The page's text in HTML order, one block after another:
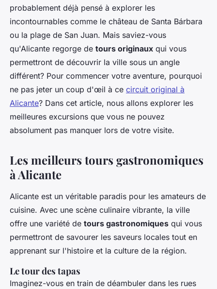
probablement déjà pensé à explorer les
incontournables comme le château de Santa Bárbara
ou la plage de San Juan. Mais saviez-vous
qu'Alicante regorge de tours originaux qui vous
permettront de découvrir la ville sous un angle
différent? Pour commencer votre aventure, pourquoi
ne pas jeter un coup d'œil à ce circuit original à
Alicante? Dans cet article, nous allons explorer les
meilleures excursions que vous ne pouvez
absolument pas manquer lors de votre visite.
Les meilleurs tours gastronomiques
à Alicante
Alicante est un véritable paradis pour les amateurs de
cuisine. Avec une scène culinaire vibrante, la ville
offre une variété de tours gastronomiques qui vous
permettront de savourer les saveurs locales tout en
apprenant sur l'histoire et la culture de la région.
Le tour des tapas
Imaginez-vous en train de déambuler dans les rues